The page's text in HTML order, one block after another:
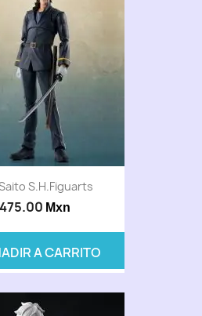
S.H.Figuarts
Mxn
A CARRITO